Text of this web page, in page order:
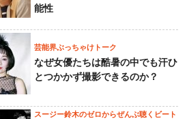
能性
芸能界ぶっちゃけトーク
なぜ女優たちは酷暑の中でも汗ひ
とつかかず撮影できるのか？
スージー鈴木のゼロからぜんぶ聴くビート